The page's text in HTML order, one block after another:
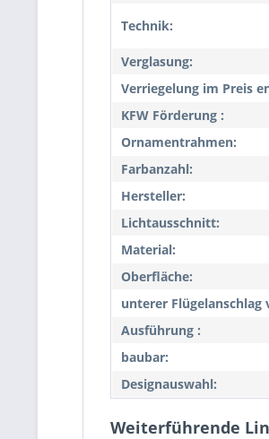
Technik:
Verglasung:
Verriegelung im Preis
KFW Förderung :
Ornamentrahmen:
Farbanzahl:
Hersteller:
Lichtausschnitt:
Material:
Oberfläche:
unterer Flügelanschlag
Ausführung :
baubar:
Designauswahl:
Weiterführende